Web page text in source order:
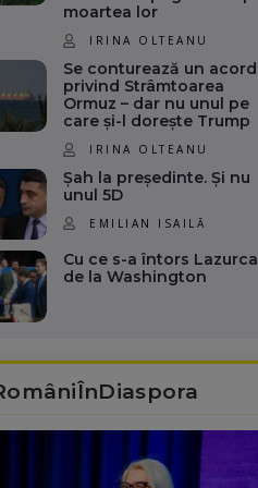
moartea lor
IRINA OLTEANU
Se conturează un acord
privind Strâmtoarea
Ormuz – dar nu unul pe
care și-l dorește Trump
IRINA OLTEANU
Șah la președinte. Și nu
unul 5D
EMILIAN ISAILĂ
Cu ce s-a întors Lazurca
de la Washington